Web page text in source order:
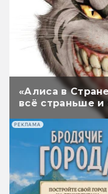
«Алиса в
всё страньше и
РЕКЛАМА